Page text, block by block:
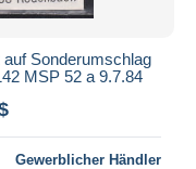
Sonderumschlag
MSP 52 a 9.7.84
Gewerblicher Händler